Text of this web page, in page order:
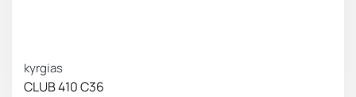
kyrgias
CLUB 410 C36